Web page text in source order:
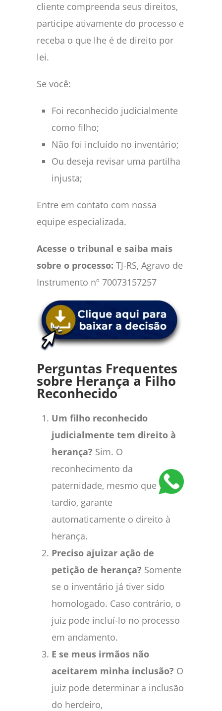
cliente compreenda seus direitos,
participe ativamente do processo e
receba o que lhe é de direito por
lei.
Se você:
Foi reconhecido judicialmente
como filho;
Não foi incluído no inventário;
Ou deseja revisar uma partilha
injusta;
Entre em contato com nossa
equipe especializada.
Acesse o tribunal e saiba mais
sobre o processo: TJ-RS, Agravo de
Instrumento nº 70073157257
Perguntas Frequentes
sobre Herança a Filho
Reconhecido
Um filho reconhecido
judicialmente tem direito à
herança? Sim. O
reconhecimento da
paternidade, mesmo que
tardio, garante
automaticamente o direito à
herança.
Preciso ajuizar ação de
petição de herança? Somente
se o inventário já tiver sido
homologado. Caso contrário, o
juiz pode incluí-lo no processo
em andamento.
E se meus irmãos não
aceitarem minha inclusão? O
juiz pode determinar a inclusão
do herdeiro,